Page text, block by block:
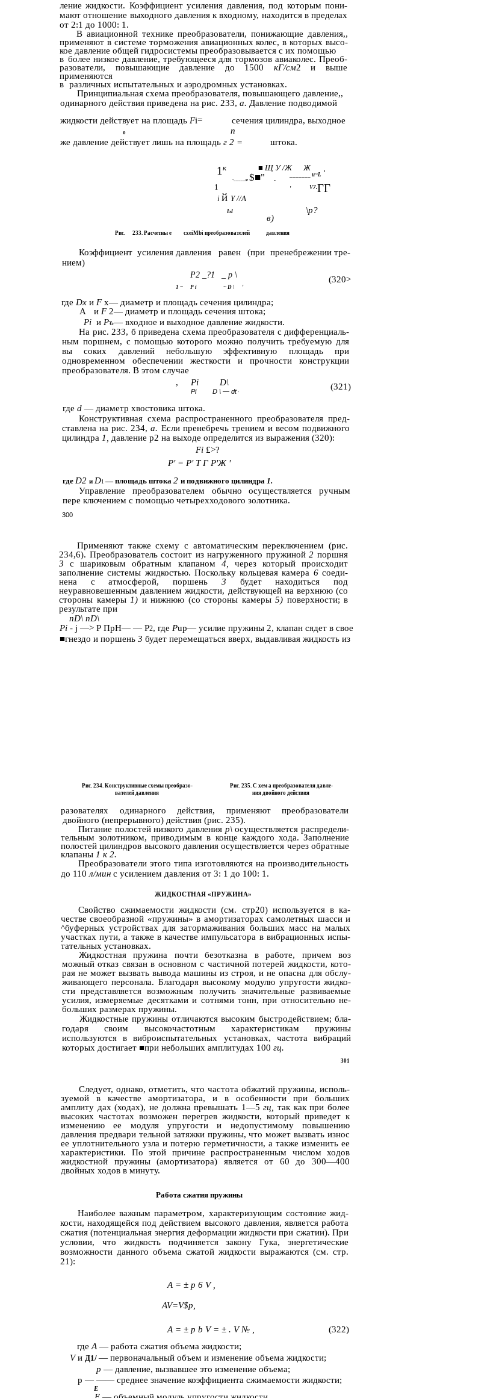
ление жидкости. Коэффициент усиления давления, под которым пони­
мают отношение выходного давления к входному, находится в пределах
от 2:1 до 1000: 1.
В авиационной технике преобразователи, понижающие давления,,
применяют в системе торможения авиационных колес, в которых высо­
кое давление общей гидросистемы преобразовывается с их помощью
в более низкое давление, требующееся для тормозов авиаколес. Преоб­
разователи, повышающие давление до 1500 кГ/см2 и выше
применяются
в различных испытательных и аэродромных установках.
Принципиальная схема преобразователя, повышающего давление,,
одинарного действия приведена на рис. 233, а. Давление подводимой
жидкости действует на площадь Fi= сечения цилиндра, выходное
о
п
штока.
же давление действует лишь на площадь г 2 =
1 к ■ Щ У /Ж Ж ,
-_____р $■"
u~L
-
V7.ГГ
1 '
i й Y //A
ы
в)
\р?
Рис. 233. Расчетны е cxeiMbi преобразователей давления
Коэффициент усиления давления равен (при пренебрежении тре-
нием)
Р2 _?1 _ р \ (320>
1 ~ P i ~ D \ '
где Dx и Fx— диаметр и площадь сечения цилиндра;
А
и F 2— диаметр и площадь сечения штока;
Pi и Ръ— входное и выходное давление жидкости.
На рис. 233, б приведена схема преобразователя с дифференциаль­
ным поршнем, с помощью которого можно получить требуемую для
вы­ соких давлений небольшую эффективную площадь при
одновременном обеспечении жесткости и прочности конструкции
преобразователя. В этом случае
,
Pi D\ (321)
Pi D \ — dt ’
где d — диаметр хвостовика штока.
Конструктивная схема распространенного преобразователя пред­
ставлена на рис. 234,а. Если пренебречь трением и весом подвижного
цилиндра 1, давление р2 на выходе определится из выражения (320):
Fi £>?
Р' = Р' Т Г Р'Ж '
где D2 и D1 — площадь штока 2 и подвижного цилиндра 1.
Управление преобразователем обычно осуществляется ручным
пере­ ключением с помощью четырехходового золотника.
300
Применяют также схему с автоматическим переключением (рис.
234,6). Преобразователь состоит из нагруженного пружиной2поршня
3с шариковым обратным клапаном 4, через который происходит
заполнение системы жидкостью. Поскольку кольцевая камера 6соеди­
нена с атмосферой, поршень 3 будет находиться под
неуравновешенным давлением жидкости, действующей на верхнюю (со
стороны камеры 1) и нижнюю (со стороны камеры 5) поверхности; в
результате при
nD\ nD\
Pi - j —> Р ПpH— — P2, где Pup— усилие пружины 2, клапан сядет в свое
■гнездо и поршень 3 будет перемещаться вверх, выдавливая жидкость из
Рис. 234. Конструктивные схемы преобразо-
Рис. 235. С хем а преобразователя давле-
вателей давления
ния двойного действия
разователях одинарного действия, применяют преобразователи
двойного (непрерывного) действия (рис. 235).
Питание полостей низкого давления р\осуществляется распредели­
тельным золотником, приводимым в конце каждого хода. Заполнение
полостей цилиндров высокого давления осуществляется через обратные
клапаны 1 к 2.
Преобразователи этого типа изготовляются на производительность
до 110 л/мин с усилением давления от 3: 1 до 100: 1.
ЖИДКОСТНАЯ «ПРУЖИНА»
Свойство сжимаемости жидкости (см. стр20) используется в ка­
честве своеобразной «пружины» в амортизаторах самолетных шасси и
^буферных устройствах для затормаживания больших масс на малых
участках пути, а также в качестве импульсатора в вибрационных испы­
тательных установках.
Жидкостная пружина почти безотказна в работе, причем воз
можный отказ связан в основном с частичной потерей жидкости, кото­
рая не может вызвать вывода машины из строя, и не опасна для обслу­
живающего персонала. Благодаря высокому модулю упругости жидко­
сти представляется возможным получить значительные развиваемые
усилия, измеряемые десятками и сотнями тонн, при относительно не­
больших размерах пружины.
Жидкостные пружины отличаются высоким быстродействием; бла­
годаря своим высокочастотным характеристикам пружины
используются в виброиспытательных установках, частота вибраций
которых достигает ■при небольших амплитудах 100 гц.
301
Следует, однако, отметить, что частота обжатий пружины, исполь­
зуемой в качестве амортизатора, и в особенности при больших
амплиту­ дах (ходах), не должна превышать 1—5гц,так как при более
высоких частотах возможен перегрев жидкости, который приведет к
изменению ее модуля упругости и недопустимому повышению
давления предвари­ тельной затяжки пружины, что может вызвать износ
ее уплотнительного узла и потерю герметичности, а также изменить ее
характеристики. По этой причине распространенным числом ходов
жидкостной пружины (амортизатора) является от 60 до 300—400
двойных ходов в минуту.
Работа сжатия пружины
Наиболее важным параметром, характеризующим состояние жид­
кости, находящейся под действием высокого давления, является работа
сжатия (потенциальная энергия деформации жидкости при сжатии). При
условии, что жидкость подчиняется закону Гука, энергетические
возможности данного объема сжатой жидкости выражаются (см. стр.
21):
A = ± p 6 V ,
AV=V$p,
A = ± p b V = ± . V № ,
(322)
где А — работа сжатия объема жидкости;
Vи Д1/ — первоначальный объем и изменение объема жидкости;
р — давление, вызвавшее это изменение объема;
р — —— среднее значение коэффициента сжимаемости жидкости;
Е